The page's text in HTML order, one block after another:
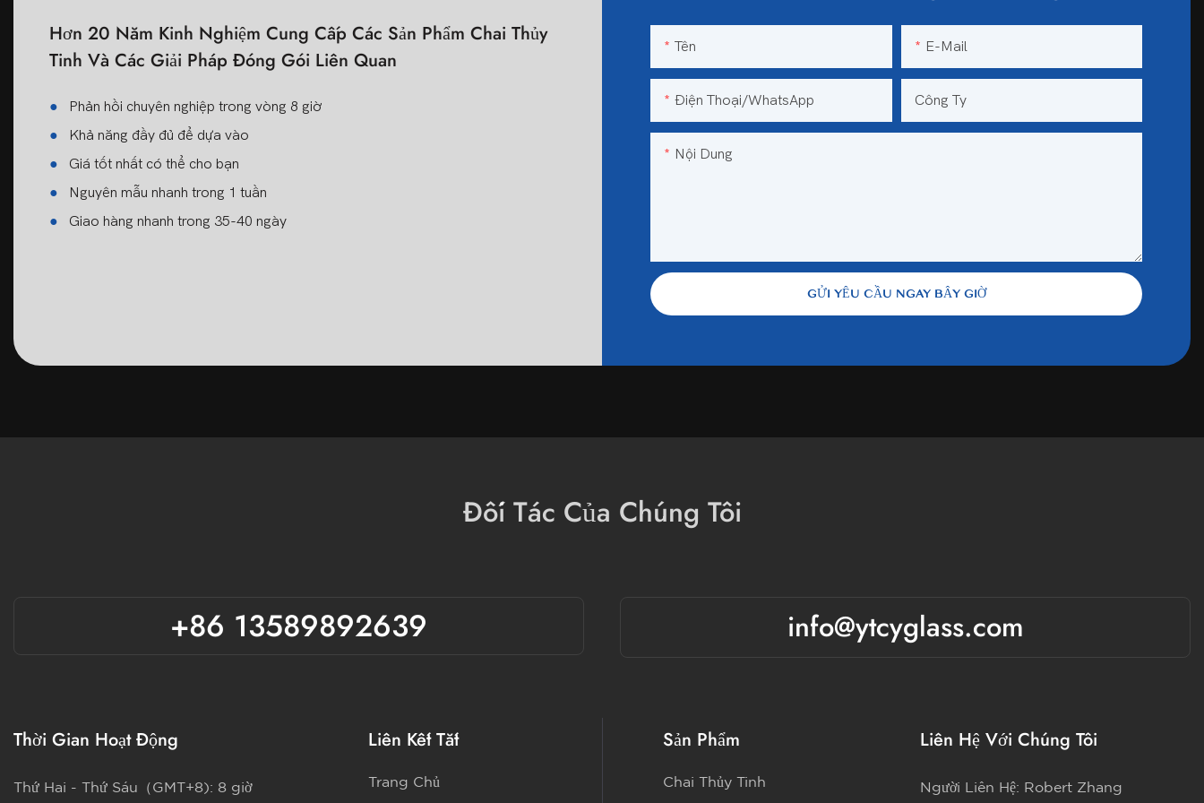
Hơn 20 Năm Kinh Nghiệm Cung Cấp Các Sản Phẩm Chai Thủy
Tinh Và Các Giải Pháp Đóng Gói Liên Quan
●
Phản hồi chuyên nghiệp trong vòng 8 giờ
●
Khả năng đầy đủ để dựa vào
●
Giá tốt nhất có thể cho bạn
●
Nguyên mẫu nhanh trong 1 tuần
●
Giao hàng nhanh trong 35-40 ngày
Tên E-Mail
Điện Thoại/WhatsApp Công Ty
Nội Dung
GỬI YÊU CẦU NGAY BÂY GIỜ
Đối Tác Của Chúng Tôi
+86 13589892639 info@ytcyglass.com
Thời Gian Hoạt Động
Thứ Hai - Thứ Sáu（GMT+8): 8 giờ
Liên Kết Tắt
Trang Chủ
Sản Phẩm
Chai Thủy Tinh
Liên Hệ Với Chúng Tôi
Người Liên Hệ: Robert Zhang